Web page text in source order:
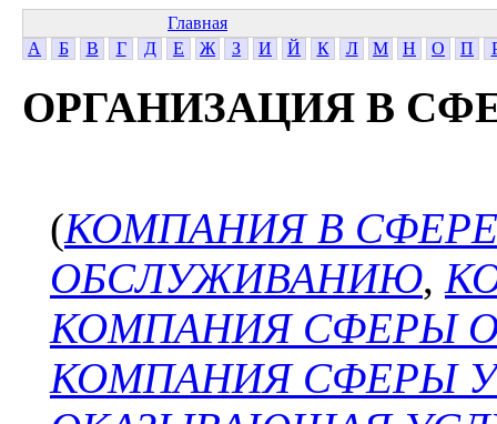
Главная
А
Б В Г Д Е Ж З И Й К Л М Н О П
ОРГАНИЗАЦИЯ В
(КОМПАНИЯ В
ОБСЛУЖИВАНИЮ,
КОМПАНИЯ СФЕРЫ
КОМПАНИЯ СФЕРЫ